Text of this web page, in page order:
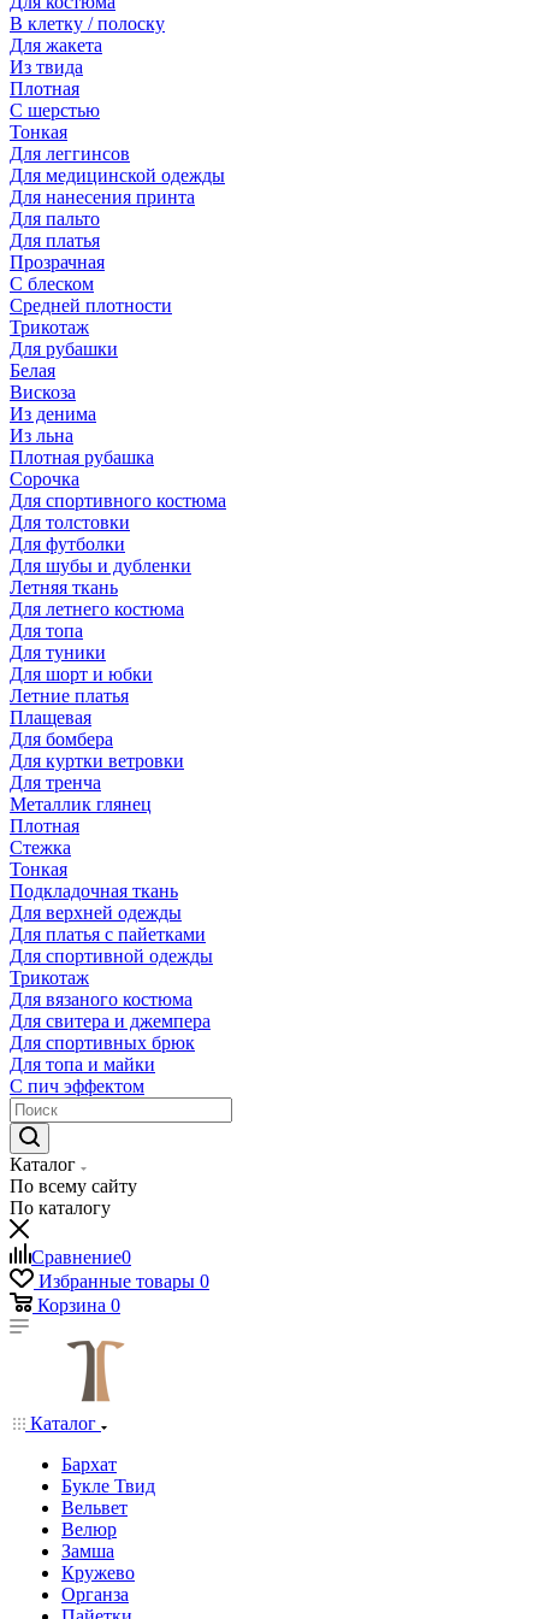
В клетку / полоску
Для жакета
Из твида
Плотная
С шерстью
Тонкая
Для леггинсов
Для медицинской одежды
Для нанесения принта
Для пальто
Для платья
Прозрачная
С блеском
Средней плотности
Трикотаж
Для рубашки
Белая
Вискоза
Из денима
Из льна
Плотная рубашка
Сорочка
Для спортивного костюма
Для толстовки
Для футболки
Для шубы и дубленки
Летняя ткань
Для летнего костюма
Для топа
Для туники
Для шорт и юбки
Летние платья
Плащевая
Для бомбера
Для куртки ветровки
Для тренча
Металлик глянец
Плотная
Стежка
Тонкая
Подкладочная ткань
Для верхней одежды
Для платья с пайетками
Для спортивной одежды
Трикотаж
Для вязаного костюма
Для свитера и джемпера
Для спортивных брюк
Для топа и майки
С пич эффектом
Каталог
По всему сайту
По каталогу
Сравнение0
Избранные товары 0
Корзина 0
Каталог
Бархат
Букле Твид
Вельвет
Велюр
Замша
Кружево
Органза